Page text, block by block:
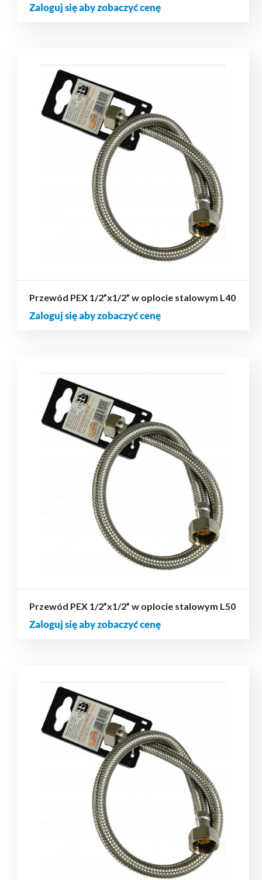
Zaloguj się aby zobaczyć cenę
Przewód PEX 1/2”x1/2” w oplocie stalowym L40
Zaloguj się aby zobaczyć cenę
Przewód PEX 1/2”x1/2” w oplocie stalowym L50
Zaloguj się aby zobaczyć cenę